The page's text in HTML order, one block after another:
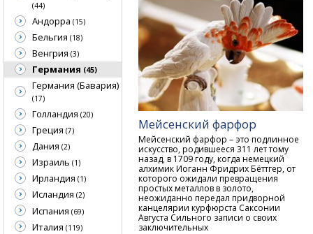
Мейсенский фарфор
Мейсенский фарфор – это подлинное
искусство, родившееся 311 лет тому
назад, в 1709 году, когда немецкий
алхимик Иоганн Фридрих Бёттгер, от
которого ожидали превращения
простых металлов в золото,
неожиданно передал придворной
канцелярии курфюрста Саксонии
Aвгуста Сильного записи о своих
заключительных
(44)
Андорра (15)
Бельгия (18)
Венгрия (3)
Германия (45)
Германия (Бавария)
(17)
Голландия (20)
Греция (7)
Дания (2)
Израиль (1)
Ирландия (1)
Исландия (2)
Испания (69)
Италия (119)